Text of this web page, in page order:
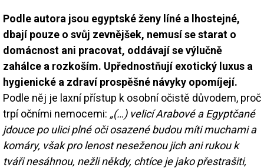
Podle autora jsou egyptské ženy líné a lhostejné,
dbají pouze o svůj zevnějšek, nemusí se starat o
domácnost ani pracovat, oddávají se výlučně
zahálce a rozkoším. Upřednostňují exotický luxus a
hygienické a zdraví prospěšné návyky opomíjejí.
Podle něj je laxní přístup k osobní očistě důvodem, proč
trpí očními nemocemi: „(…) velicí Arabové a Egyptčané
jdouce po ulici plné oči osazené budou míti muchami a
komáry, však pro lenost neseženou jich ani rukou k
tváři nesáhnou, nežli někdy, chtíce je jako přestrašiti,